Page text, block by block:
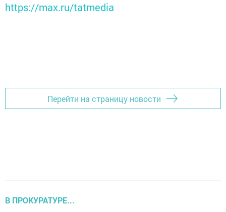
https://max.ru/tatmedia
Перейти на страницу новости
В ПРОКУРАТУРЕ...